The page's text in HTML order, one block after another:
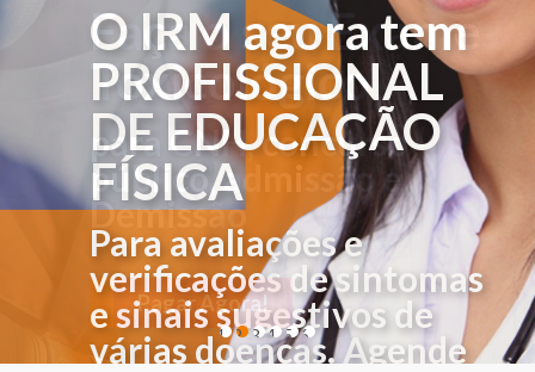
O IRM agora tem
PROFISSIONAL
DE EDUCAÇÃO
FÍSICA
Para avaliações e
verificações de sintomas
e sinais sugestivos de
várias doenças. Agende
1 2 3 4 5 6